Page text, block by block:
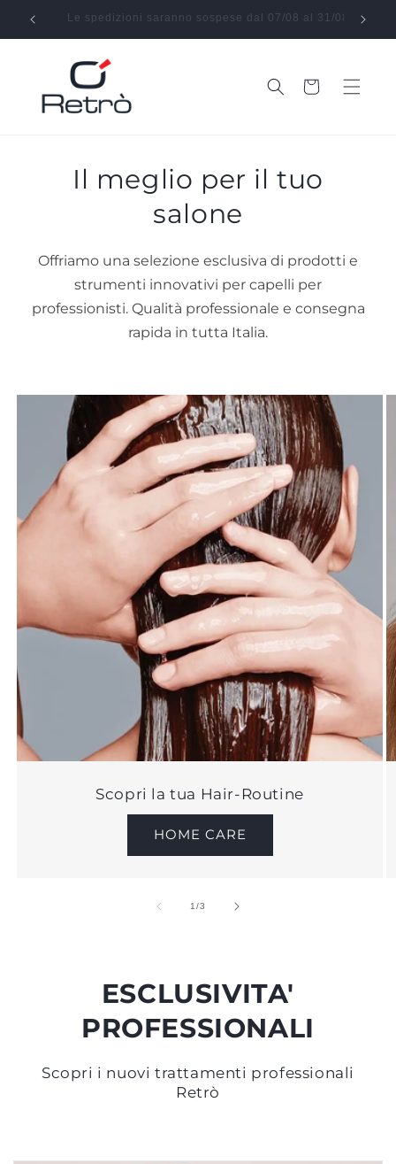
direttamente
ai contenuti
Le spedizioni saranno sospese dal 07/08 al 31/08
Carrello
Il meglio per il tuo
salone
Offriamo una selezione esclusiva di prodotti e
strumenti innovativi per capelli per
professionisti. Qualità professionale e consegna
rapida in tutta Italia.
Scopri la tua Hair-Routine
HOME CARE
1/su
3
ESCLUSIVITA'
PROFESSIONALI
Scopri i nuovi trattamenti professionali
Retrò